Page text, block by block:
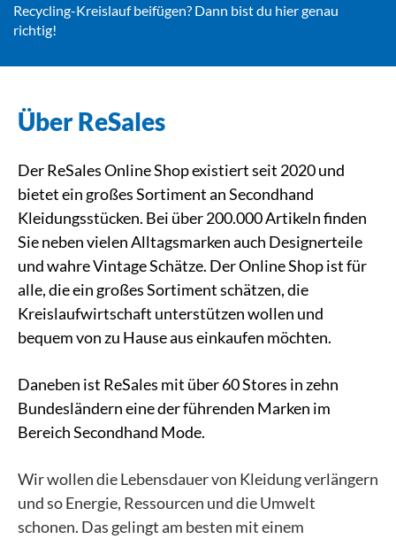
Recycling-Kreislauf beifügen? Dann bist du hier genau
richtig!
Über ReSales
Der ReSales Online Shop existiert seit 2020 und
bietet ein großes Sortiment an Secondhand
Kleidungsstücken. Bei über 200.000 Artikeln finden
Sie neben vielen Alltagsmarken auch Designerteile
und wahre Vintage Schätze. Der Online Shop ist für
alle, die ein großes Sortiment schätzen, die
Kreislaufwirtschaft unterstützen wollen und
bequem von zu Hause aus einkaufen möchten.
Daneben ist ReSales mit über 60 Stores in zehn
Bundesländern eine der führenden Marken im
Bereich Secondhand Mode.
Wir wollen die Lebensdauer von Kleidung verlängern
und so Energie, Ressourcen und die Umwelt
schonen. Das gelingt am besten mit einem